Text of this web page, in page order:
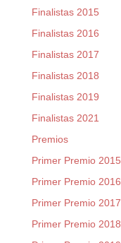
Finalistas 2015
Finalistas 2016
Finalistas 2017
Finalistas 2018
Finalistas 2019
Finalistas 2021
Premios
Primer Premio 2015
Primer Premio 2016
Primer Premio 2017
Primer Premio 2018